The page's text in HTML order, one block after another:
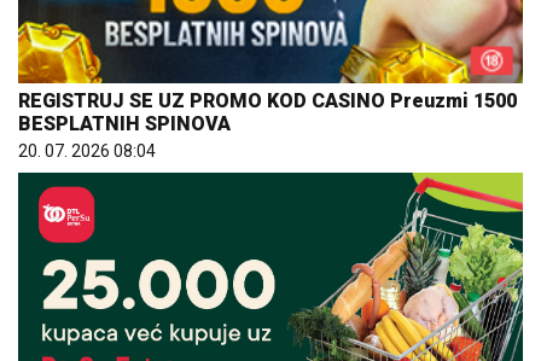
REGISTRUJ SE UZ PROMO KOD CASINO Preuzmi 1500
BESPLATNIH SPINOVA
20. 07. 2026 08:04